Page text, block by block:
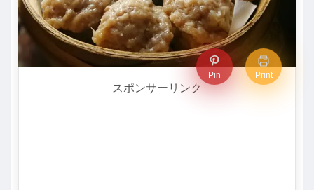
Pin Print
スポンサーリンク